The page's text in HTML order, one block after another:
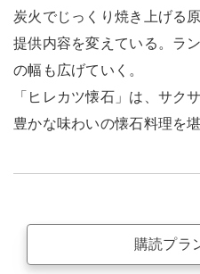
炭火でじっくり焼き上げる
提供内容を変えている。ラ
の幅も広げていく。
「ヒレカツ懐石」は、サク
豊かな味わいの懐石料理を
購読プラ